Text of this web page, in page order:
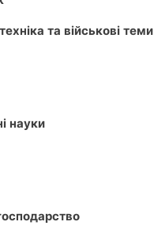
та військові теми
науки